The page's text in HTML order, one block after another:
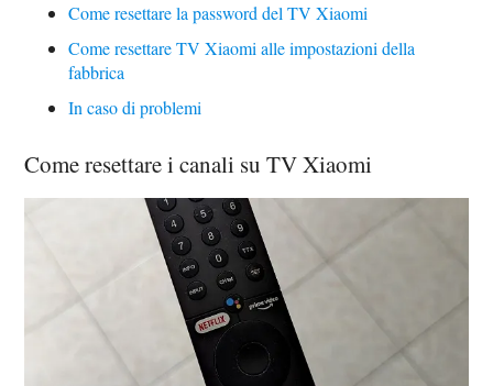
Come resettare la password del TV Xiaomi
Come resettare TV Xiaomi alle impostazioni della
fabbrica
In caso di problemi
Come resettare i canali su TV Xiaomi